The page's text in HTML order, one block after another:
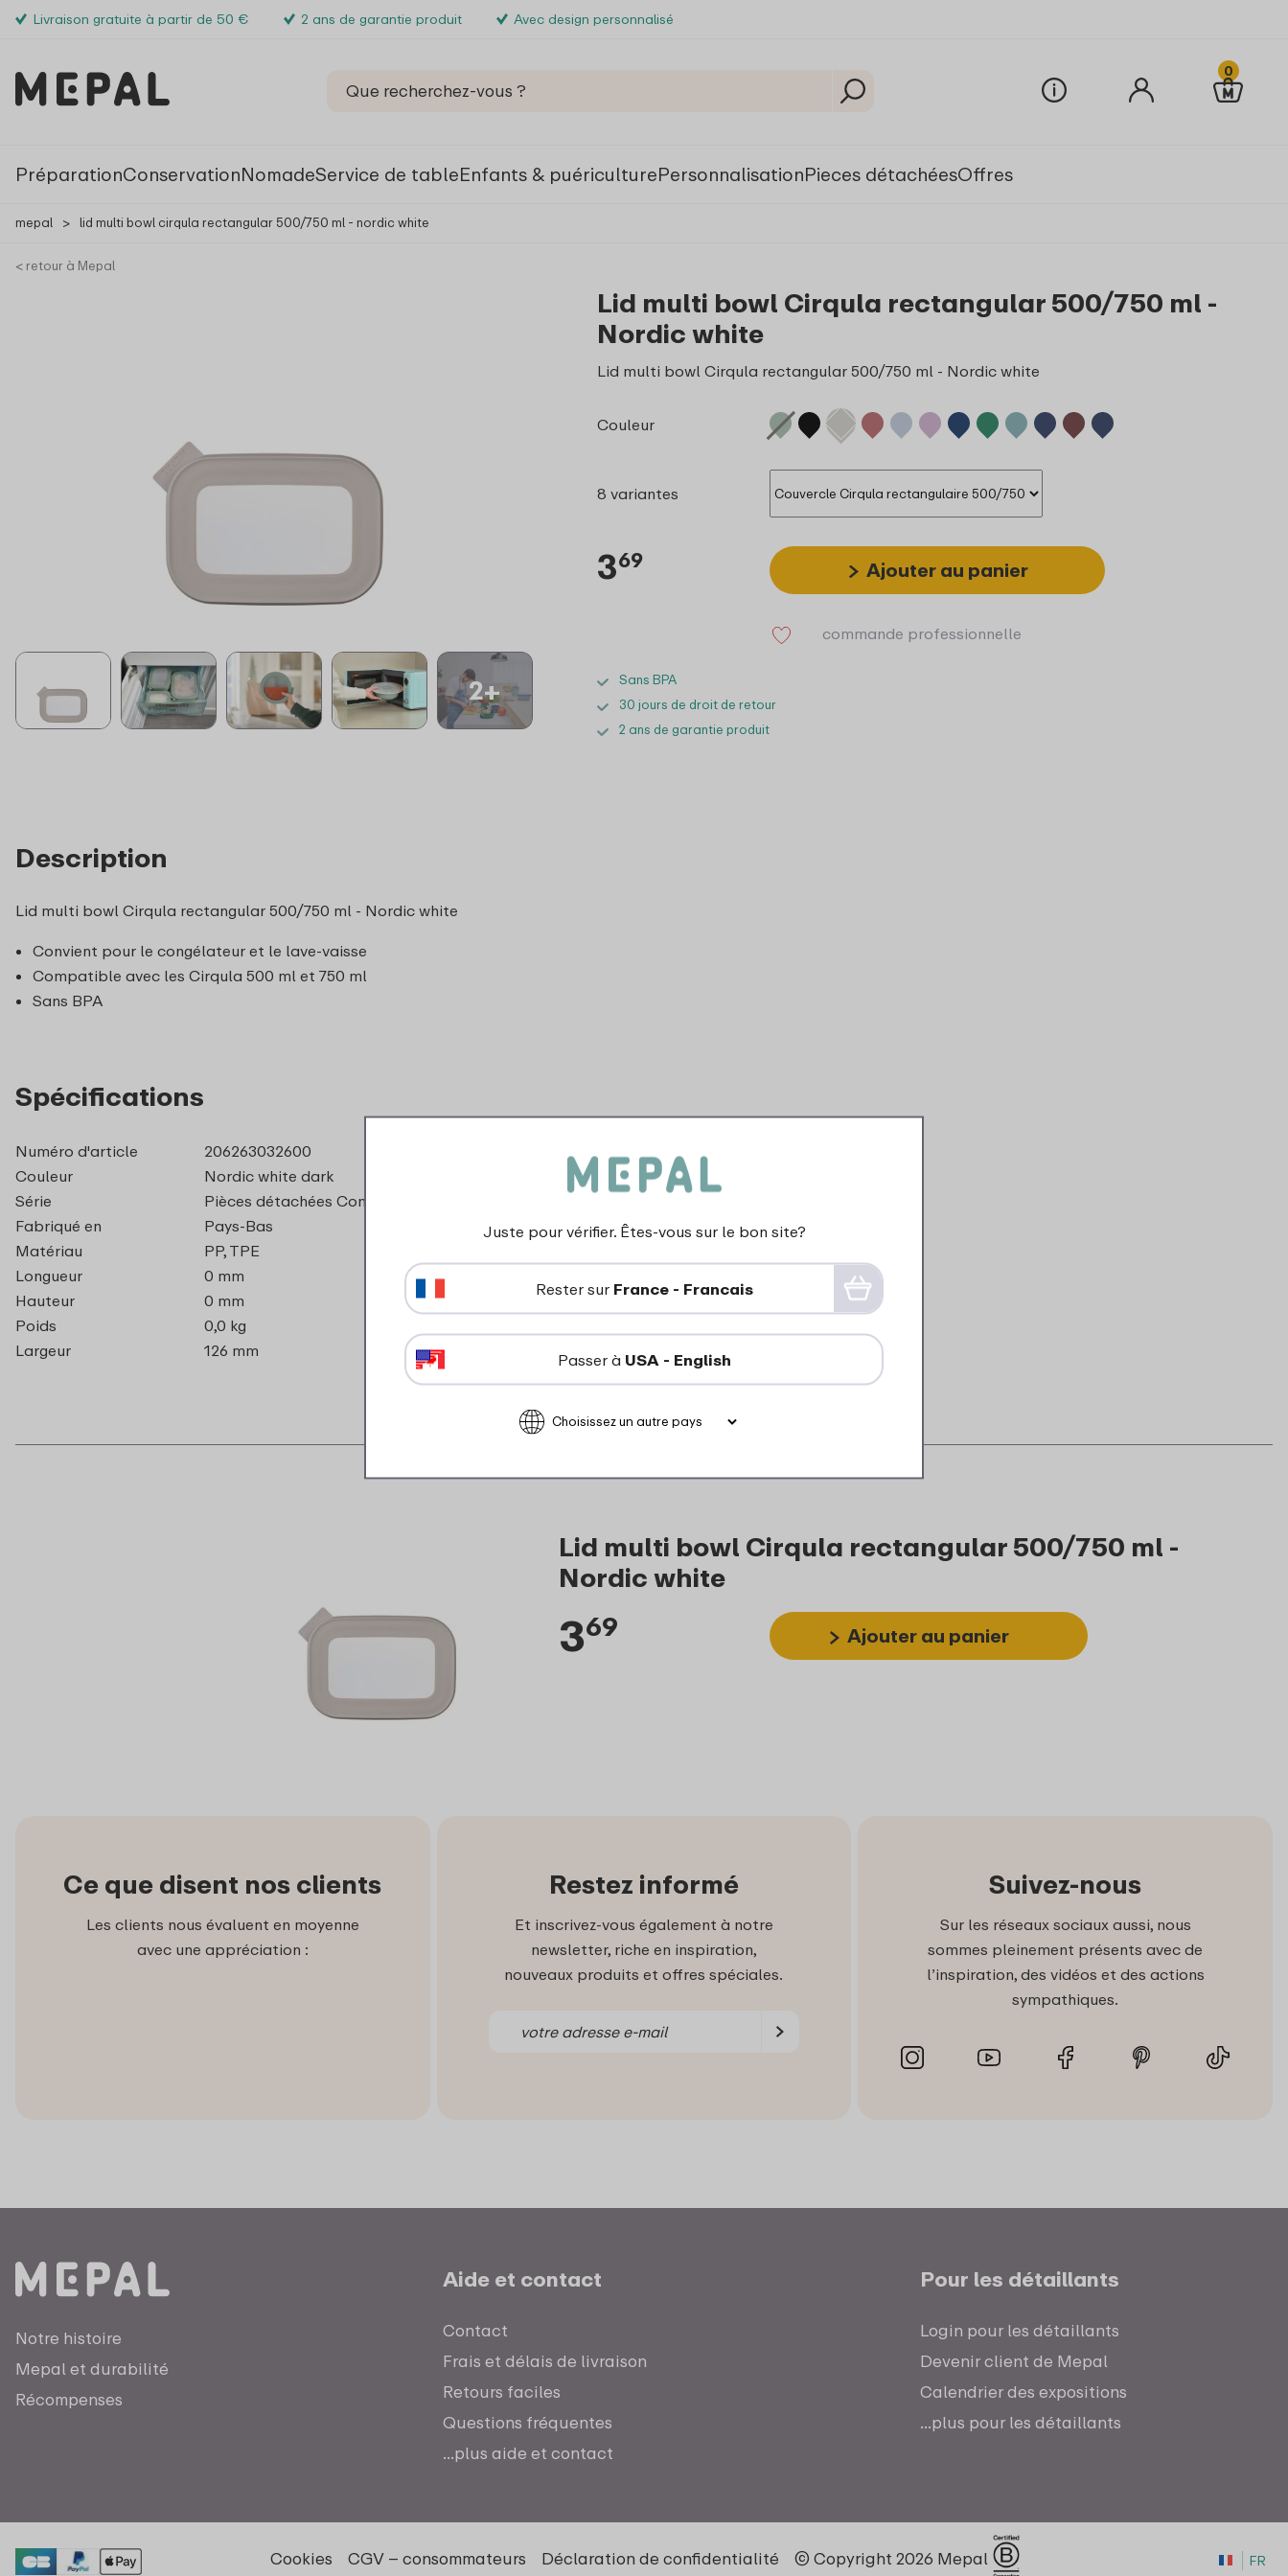
Livraison gratuite à partir de 50 € 2 ans de garantie produit Avec design personnalisé
0
PréparationConservationNomadeService de tableEnfants & puériculturePersonnalisationPieces détachéesOffres
mepal > lid multi bowl cirqula rectangular 500/750 ml - nordic white
< retour à Mepal
2+
Lid multi bowl Cirqula rectangular 500/750 ml -
Nordic white
Lid multi bowl Cirqula rectangular 500/750 ml - Nordic white
Couleur
8 variantes
369 Ajouter au panier
commande professionnelle
Sans BPA
30 jours de droit de retour
2 ans de garantie produit
Description
Lid multi bowl Cirqula rectangular 500/750 ml - Nordic white
Convient pour le congélateur et le lave-vaisse
Compatible avec les Cirqula 500 ml et 750 ml
Sans BPA
Spécifications
Numéro d'article
206263032600
Couleur
Nordic white dark
Série
Pièces détachées Conserver
Fabriqué en
Pays-Bas
Matériau
PP, TPE
Longueur
0 mm
Hauteur
0 mm
Poids
0,0 kg
Largeur
126 mm
Passe au lave-vaisselle
Lid multi bowl Cirqula rectangular 500/750 ml -
Nordic white
369 Ajouter au panier
Ce que disent nos clients
Les clients nous évaluent en moyenne
avec une appréciation :
Restez informé
Et inscrivez-vous également à notre
newsletter, riche en inspiration,
nouveaux produits et offres spéciales.
Suivez-nous
Sur les réseaux sociaux aussi, nous
sommes pleinement présents avec de
l’inspiration, des vidéos et des actions
sympathiques.
Notre histoire
Mepal et durabilité
Récompenses
Aide et contact
Contact
Frais et délais de livraison
Retours faciles
Questions fréquentes
...plus aide et contact
Pour les détaillants
Login pour les détaillants
Devenir client de Mepal
Calendrier des expositions
...plus pour les détaillants
Cookies CGV – consommateurs Déclaration de confidentialité © Copyright 2026 Mepal FR
Juste pour vérifier. Êtes-vous sur le bon site?
Rester sur France - Francais
Passer à USA - English